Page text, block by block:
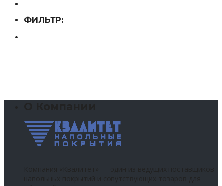
ФИЛЬТР: